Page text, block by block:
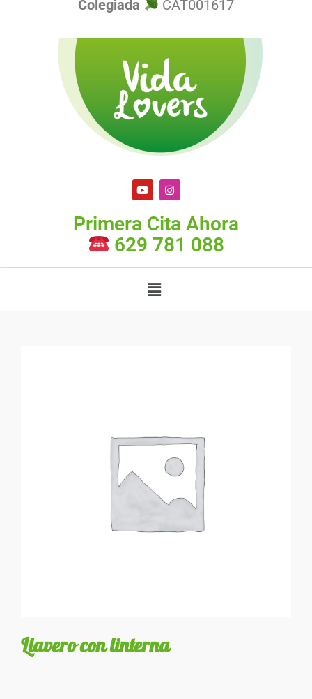
Colegiada CAT001617
Primera Cita Ahora
629 781 088
Llavero con linterna